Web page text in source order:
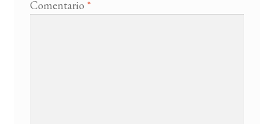
Comentario *